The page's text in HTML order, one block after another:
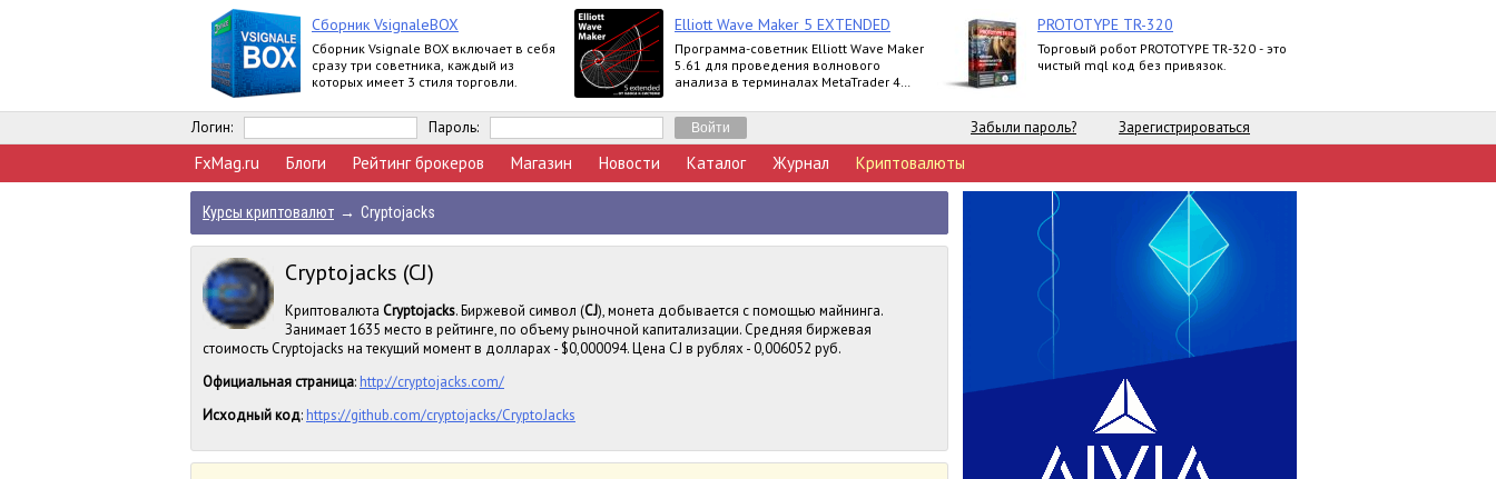
Сборник VsignaleBOX
Сборник Vsignale BOX включает в себя
сразу три советника, каждый из
которых имеет 3 стиля торговли.
Elliott Wave Maker 5 EXTENDED
Программа-советник Elliott Wave Maker
5.61 для проведения волнового
анализа в терминалах MetaTrader 4
Extended
PROTOTYPE TR-320
Торговый робот PROTOTYPE TR-320 - это
чистый mql код без привязок.
Логин: Пароль: Забыли пароль? Зарегистрироваться
FxMag.ru Блоги Рейтинг брокеров Магазин Новости Каталог Журнал Криптовалюты
Курсы криптовалют → Cryptojacks
Cryptojacks (CJ)
Криптовалюта Cryptojacks. Биржевой символ (CJ), монета добывается с помощью майнинга.
Занимает 1635 место в рейтинге, по объему рыночной капитализации. Средняя биржевая
стоимость Cryptojacks на текущий момент в долларах - $0,000094. Цена CJ в рублях - 0,006052 руб.
Официальная страница: http://cryptojacks.com/
Исходный код: https://github.com/cryptojacks/CryptoJacks